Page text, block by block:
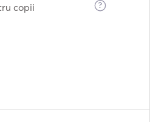
copii ?